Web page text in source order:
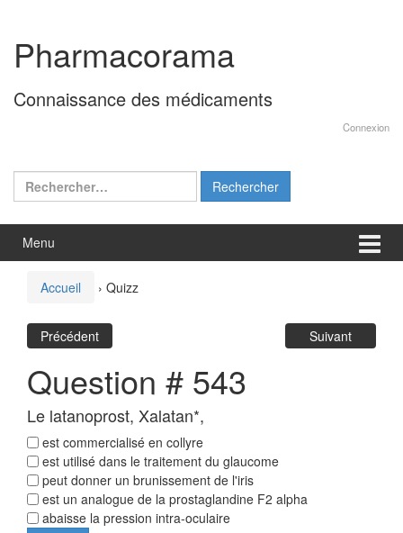
contenu
menu
principal
Pharmacorama
Connaissance des médicaments
Connexion
Rechercher :
Menu
Accueil › Quizz
Précédent Suivant
Question # 543
Le latanoprost, Xalatan*,
est commercialisé en collyre
est utilisé dans le traitement du glaucome
peut donner un brunissement de l'iris
est un analogue de la prostaglandine F2 alpha
abaisse la pression intra-oculaire